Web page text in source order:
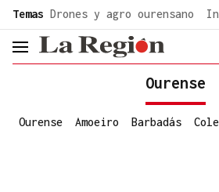
Temas Drones y agro ourensano
header.menu.open
Ourense
Ourense Amoeiro Barbadás